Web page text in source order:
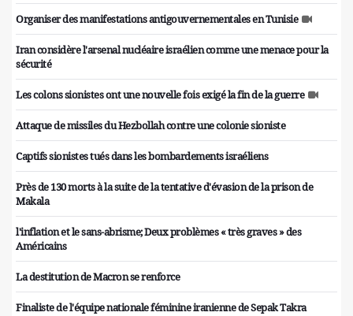
Organiser des manifestations antigouvernementales en Tunisie
Iran considère l'arsenal nucléaire israélien comme une menace pour la
sécurité
Les colons sionistes ont une nouvelle fois exigé la fin de la guerre
Attaque de missiles du Hezbollah contre une colonie sioniste
Captifs sionistes tués dans les bombardements israéliens
Près de 130 morts à la suite de la tentative d'évasion de la prison de
Makala
l'inflation et le sans-abrisme; Deux problèmes « très graves » des
Américains
La destitution de Macron se renforce
Finaliste de l'équipe nationale féminine iranienne de Sepak Takra